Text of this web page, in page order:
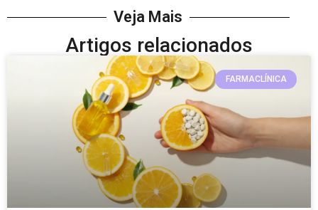
Veja Mais
Artigos relacionados
FARMACLÍNICA